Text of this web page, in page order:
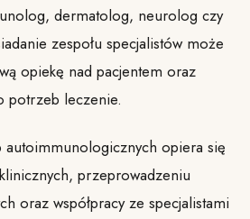
dermatolog, neurolog czy
zespołu specjalistów może
opiekę nad pacjentem oraz
potrzeb leczenie.
opiera się
przeprowadzeniu
oraz współpracy ze specjalistami